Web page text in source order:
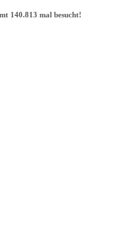
140.813 mal besucht!